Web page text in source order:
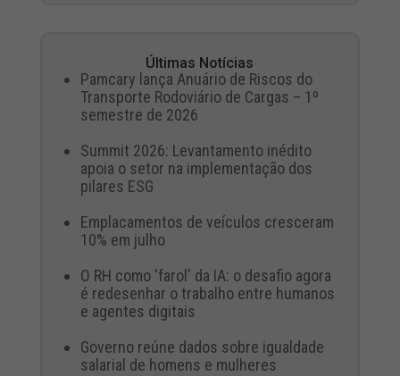
Últimas Notícias
Pamcary lança Anuário de Riscos do
Transporte Rodoviário de Cargas – 1º
semestre de 2026
Summit 2026: Levantamento inédito
apoia o setor na implementação dos
pilares ESG
Emplacamentos de veículos cresceram
10% em julho
O RH como 'farol' da IA: o desafio agora
é redesenhar o trabalho entre humanos
e agentes digitais
Governo reúne dados sobre igualdade
salarial de homens e mulheres